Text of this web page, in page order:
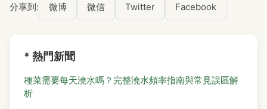
分享到: 微博 微信 Twitter Facebook
* 熱門新聞
種菜需要每天澆水嗎？完整澆水頻率指南與常見誤區解
析